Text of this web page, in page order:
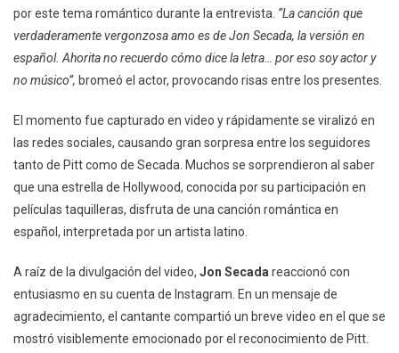
por este tema romántico durante la entrevista. “La canción que
verdaderamente vergonzosa amo es de Jon Secada, la versión en
español. Ahorita no recuerdo cómo dice la letra… por eso soy actor y
no músico”, bromeó el actor, provocando risas entre los presentes.
El momento fue capturado en video y rápidamente se viralizó en
las redes sociales, causando gran sorpresa entre los seguidores
tanto de Pitt como de Secada. Muchos se sorprendieron al saber
que una estrella de Hollywood, conocida por su participación en
películas taquilleras, disfruta de una canción romántica en
español, interpretada por un artista latino.
A raíz de la divulgación del video, Jon Secadareaccionó con
entusiasmo en su cuenta de Instagram. En un mensaje de
agradecimiento, el cantante compartió un breve video en el que se
mostró visiblemente emocionado por el reconocimiento de Pitt.